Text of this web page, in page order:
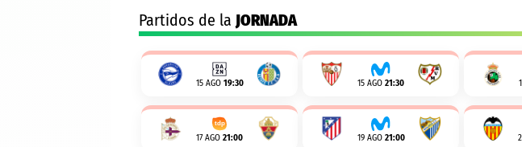
Partidos de la JORNADA
15 AGO 19:30 15 AGO 21:30
17 AGO 21:00 19 AGO 21:00